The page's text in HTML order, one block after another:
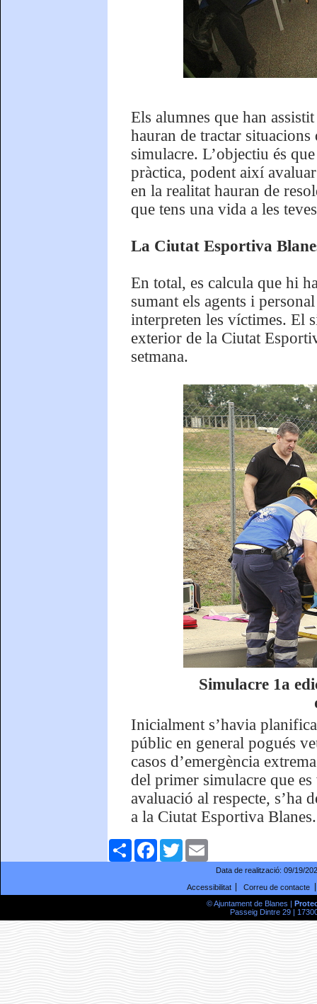
Els alumnes que han
hauran de tractar situacions
simulacre. L’objectiu és
pràctica, podent així
en la realitat hauran de
que tens una vida a les
La Ciutat Esportiva
En total, es calcula que hi
sumant els agents i
interpreten les víctimes. El
exterior de la Ciutat
setmana.
Simulacre 1a
Inicialment s’havia
públic en general pogués
casos d’emergència
del primer simulacre que
avaluació al respecte, s’ha
a la Ciutat Esportiva Blanes.
ComparteixFacebookTwitter
Data de realització: 09/19/
Accessibilitat
Correu de contacte
© Ajuntament de Blanes |
Passeig Dintre 29 |